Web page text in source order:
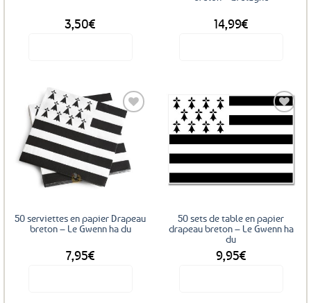
3,50€ 14,99€
Ajouter
aux
favoris
50 serviettes en papier Drapeau
breton – Le Gwenn ha du
7,95€
Ajouter
aux
favoris
50 sets de table en papier
drapeau breton – Le Gwenn ha
du
9,95€